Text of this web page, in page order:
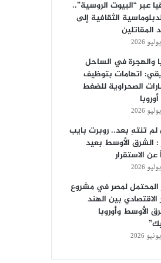
عبر “البيوت الروسية”..
الثقافية إلى
المقاتلين
والهجرة في الساحل
اتهامات بتوظيف
الصحراوية للضغط
لم تنتهِ بعد.. روبرت بايب
: الشرق الأوسط بعيد
عن الاستقرار
المحتمل لمصر في مشروع
الاقتصادي بين الهند
الأوسط وأوروبا